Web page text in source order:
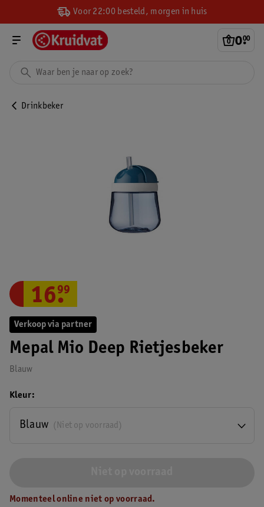
Voor 22:00 besteld, morgen in huis
0.
00
Drinkbeker
Verkoop via partner
Mepal Mio Deep Rietjesbeker
Blauw
16.
99
Kleur
(Niet op voorraad)
Blauw
Momenteel online niet op voorraad.